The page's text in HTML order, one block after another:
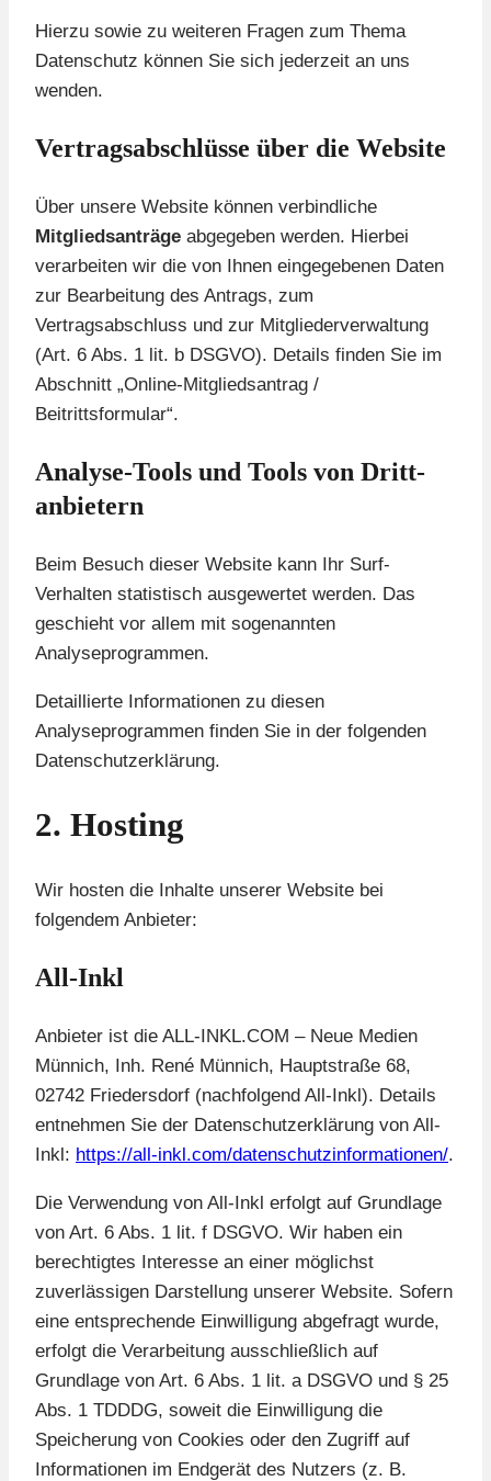
Hierzu sowie zu weiteren Fragen zum Thema
Datenschutz können Sie sich jederzeit an uns
wenden.
Vertragsabschlüsse über die Website
Über unsere Website können verbindliche
Mitgliedsanträge abgegeben werden. Hierbei
verarbeiten wir die von Ihnen eingegebenen Daten
zur Bearbeitung des Antrags, zum
Vertragsabschluss und zur Mitgliederverwaltung
(Art. 6 Abs. 1 lit. b DSGVO). Details finden Sie im
Abschnitt „Online-Mitgliedsantrag /
Beitrittsformular“.
Analyse-Tools und Tools von Dritt­
anbietern
Beim Besuch dieser Website kann Ihr Surf-
Verhalten statistisch ausgewertet werden. Das
geschieht vor allem mit sogenannten
Analyseprogrammen.
Detaillierte Informationen zu diesen
Analyseprogrammen finden Sie in der folgenden
Datenschutzerklärung.
2. Hosting
Wir hosten die Inhalte unserer Website bei
folgendem Anbieter:
All-Inkl
Anbieter ist die ALL-INKL.COM – Neue Medien
Münnich, Inh. René Münnich, Hauptstraße 68,
02742 Friedersdorf (nachfolgend All-Inkl). Details
entnehmen Sie der Datenschutzerklärung von All-
Inkl: https://all-inkl.com/datenschutzinformationen/.
Die Verwendung von All-Inkl erfolgt auf Grundlage
von Art. 6 Abs. 1 lit. f DSGVO. Wir haben ein
berechtigtes Interesse an einer möglichst
zuverlässigen Darstellung unserer Website. Sofern
eine entsprechende Einwilligung abgefragt wurde,
erfolgt die Verarbeitung ausschließlich auf
Grundlage von Art. 6 Abs. 1 lit. a DSGVO und § 25
Abs. 1 TDDDG, soweit die Einwilligung die
Speicherung von Cookies oder den Zugriff auf
Informationen im Endgerät des Nutzers (z. B.